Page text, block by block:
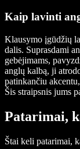
Kaip lavinti
Klausymo įgūdžių
dalis. Suprasdami
gebėjimams,
anglų kalbą, ji
patinkančiu
Šis straipsnis jums
Patarimai,
Štai keli patarimai,